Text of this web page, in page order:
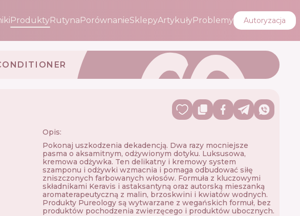
ProduktyRutynaPorównanieSklepyArtykułyProblemy Autoryzacja
Opis:
Pokonaj uszkodzenia dekadencją. Dwa razy mocniejsze
pasma o aksamitnym, odżywionym dotyku. Luksusowa,
kremowa odżywka. Ten delikatny i kremowy system
szamponu i odżywki wzmacnia i pomaga odbudować siłę
zniszczonych farbowanych włosów. Formuła z kluczowymi
składnikami Keravis i astaksantyną oraz autorską mieszanką
aromaterapeutyczną z malin, brzoskwini i kwiatów wodnych.
Produkty Pureology są wytwarzane z wegańskich formuł, bez
produktów pochodzenia zwierzęcego i produktów ubocznych.